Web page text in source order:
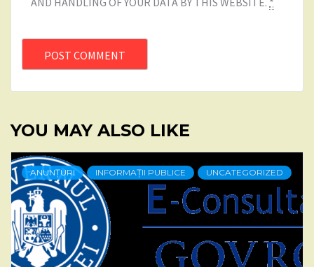
YOU MAY ALSO LIKE
ANUNȚURI INFORMAȚII PUBLICE UNCATEGORIZED